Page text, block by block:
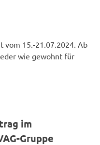
vom 15.-21.07.2024. Ab
wie gewohnt für
im
Gruppe